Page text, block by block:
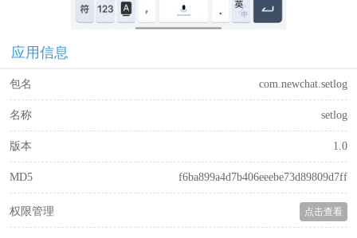
应用信息
包名 com.newchat.setlog
名称 setlog
版本 1.0
MD5 f6ba899a4d7b406eeebe73d89809d7ff
权限管理 点击查看